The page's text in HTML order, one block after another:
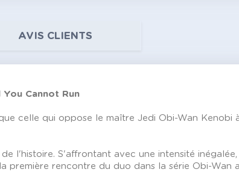
AVIS CLIENTS
Cannot Run
celle qui oppose le maître Jedi Obi-Wan
l'histoire. S'affrontant avec une intensité
première rencontre du duo dans la série Obi-Wan